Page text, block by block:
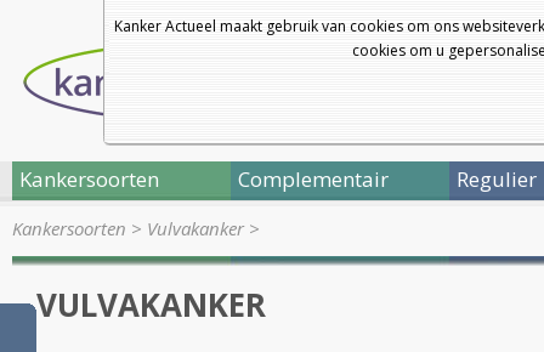
Kanker Actueel maakt gebruik van cookies om ons
cookies om u
Kankersoorten Complementair Regulier
Kankersoorten > Vulvakanker>
VULVAKANKER